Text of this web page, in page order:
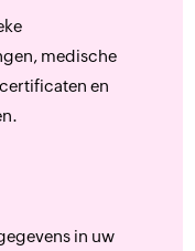
medische
en
in uw